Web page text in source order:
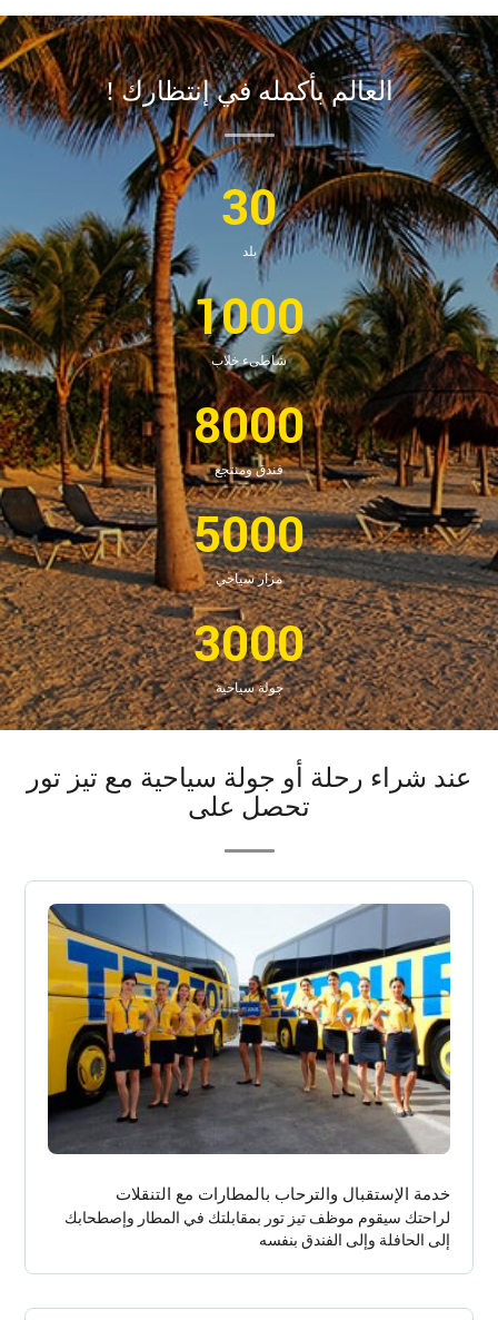
العالم بأكمله في إنتظارك !
30
بلد
1000
شاطىء خلاب
8000
فندق ومنتجع
5000
مزار سياحي
3000
جولة سياحية
شراء رحلة أو جولة سياحية مع تيز تور
تحصل على
خدمة الإستقبال والترحاب بالمطارات مع التنقلات
لراحتك سيقوم موظف تيز تور بمقابلتك في المطار وإصطحابك
إلى الحافلة وإلى الفندق بنفسه